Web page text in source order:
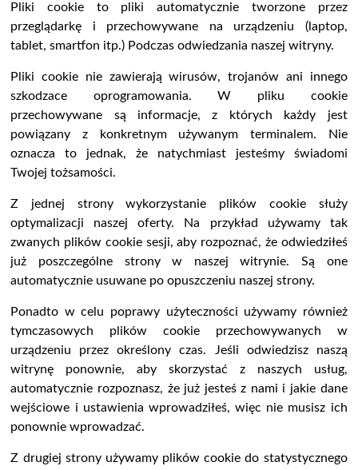
Pliki cookie to pliki automatycznie tworzone przez
przeglądarkę i przechowywane na urządzeniu (laptop,
tablet, smartfon itp.) Podczas odwiedzania naszej witryny.
Pliki cookie nie zawierają wirusów, trojanów ani innego
szkodzace oprogramowania. W pliku cookie
przechowywane są informacje, z których każdy jest
powiązany z konkretnym używanym terminalem. Nie
oznacza to jednak, że natychmiast jesteśmy świadomi
Twojej tożsamości.
Z jednej strony wykorzystanie plików cookie służy
optymalizacji naszej oferty. Na przykład używamy tak
zwanych plików cookie sesji, aby rozpoznać, że odwiedziłeś
już poszczególne strony w naszej witrynie. Są one
automatycznie usuwane po opuszczeniu naszej strony.
Ponadto w celu poprawy użyteczności używamy również
tymczasowych plików cookie przechowywanych w
urządzeniu przez określony czas. Jeśli odwiedzisz naszą
witrynę ponownie, aby skorzystać z naszych usług,
automatycznie rozpoznasz, że już jesteś z nami i jakie dane
wejściowe i ustawienia wprowadziłeś, więc nie musisz ich
ponownie wprowadzać.
Z drugiej strony używamy plików cookie do statystycznego